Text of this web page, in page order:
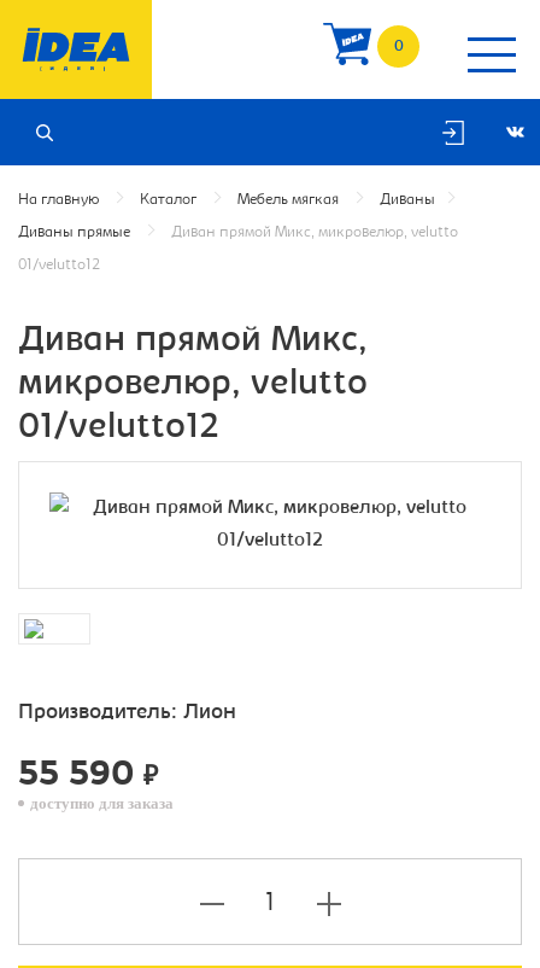
0
На главную Каталог Мебель мягкая Диваны
Диваны прямые Диван прямой Микс, микровелюр, velutto
01/velutto12
Диван прямой Микс,
микровелюр, velutto
01/velutto12
Производитель: Лион
55 590 ₽
доступно для заказа